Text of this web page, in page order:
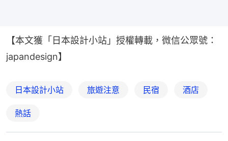
【本文獲「日本設計小站」授權轉載，微信公眾號：
japandesign】
日本設計小站 旅遊注意 民宿 酒店
熱話